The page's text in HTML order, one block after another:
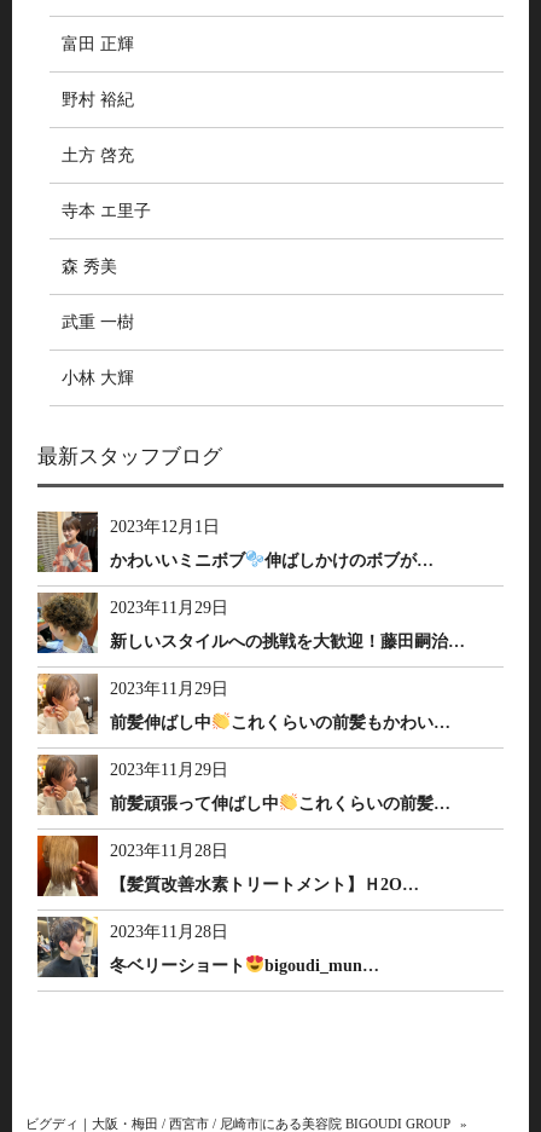
富田 正輝
野村 裕紀
土方 啓充
寺本 エ里子
森 秀美
武重 一樹
小林 大輝
最新スタッフブログ
2023年12月1日
かわいいミニボブ
伸ばしかけのボブが…
2023年11月29日
新しいスタイルへの挑戦を大歓迎！藤田嗣治…
2023年11月29日
前髪伸ばし中
これくらいの前髪もかわい…
2023年11月29日
前髪頑張って伸ばし中
これくらいの前髪…
2023年11月28日
【髪質改善水素トリートメント】Ｈ2O…
2023年11月28日
冬ベリーショート
bigoudi_mun…
ビグディ｜大阪・梅田 / 西宮市 / 尼崎市|にある美容院 BIGOUDI GROUP »